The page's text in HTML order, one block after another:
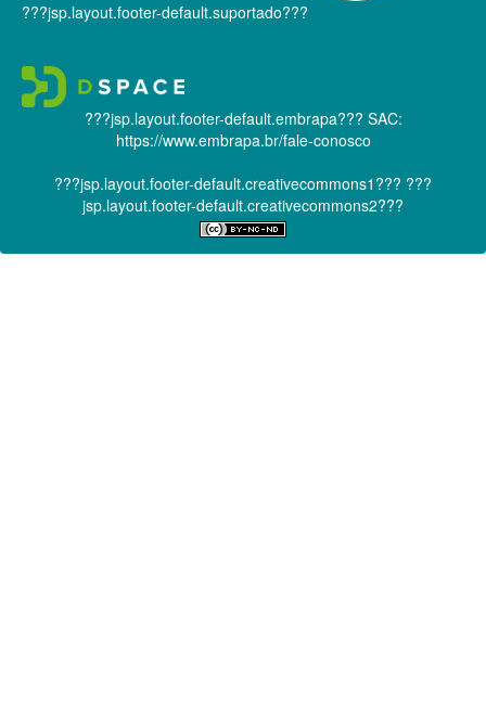
???jsp.layout.footer-default.suportado???
???jsp.layout.footer-default.embrapa??? SAC:
https://www.embrapa.br/fale-conosco
???jsp.layout.footer-default.creativecommons1??? ???
jsp.layout.footer-default.creativecommons2???